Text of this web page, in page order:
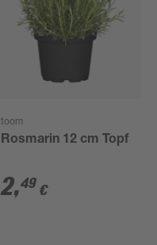
toom
Rosmarin 12 cm Topf
2,49 €